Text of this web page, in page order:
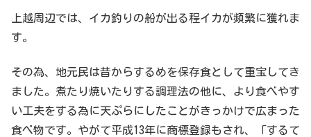
上越周辺では、イカ釣りの船が出る程イカが頻繁に獲れま
す。
その為、地元民は昔からするめを保存食として重宝してき
ました。煮たり焼いたりする調理法の他に、より食べやす
い工夫をする為に天ぷらにしたことがきっかけで広まった
食べ物です。やがて平成13年に商標登録もされ、「するて